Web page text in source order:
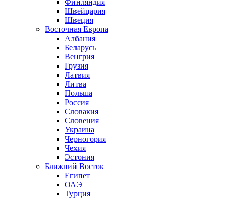
Финляндия
Швейцария
Швеция
Восточная Европа
Албания
Беларусь
Венгрия
Грузия
Латвия
Литва
Польша
Россия
Словакия
Словения
Украина
Черногория
Чехия
Эстония
Ближний Восток
Египет
ОАЭ
Турция